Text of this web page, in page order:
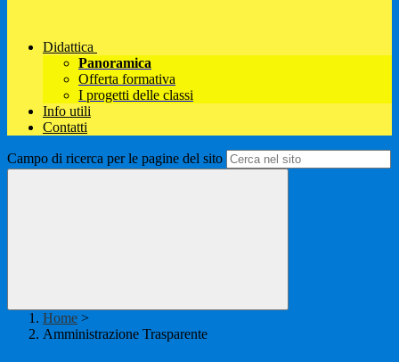
Didattica
Panoramica
Offerta formativa
I progetti delle classi
Info utili
Contatti
Campo di ricerca per le pagine del sito
Home >
Amministrazione Trasparente